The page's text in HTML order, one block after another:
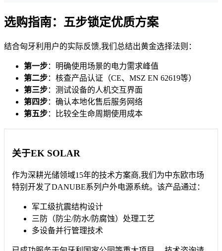
选购指南：五步锁定优质方案
结合匈牙利用户的实际反馈,我们总结出黄金选择法则：
第一步：明确使用场景的电力需求峰值
第二步：核查产品认证（CE、MSZ EN 62619等）
第三步：测试设备的人机交互界面
第四步：确认本地化售后服务网络
第五步：比较全生命周期使用成本
关于EK SOLAR
作为深耕光储领域15年的技术方案商,我们为中东欧市场
特别开发了DANUBE系列户外电源系统。该产品通过：
军工级抗震结构设计
三防（防尘/防水/防腐蚀）处理工艺
多设备并行管理技术